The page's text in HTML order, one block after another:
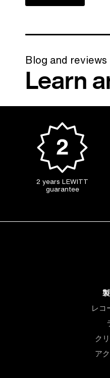
Blog and reviews
Learn
2 years LEWITT
guarantee
レコ
ク
ア